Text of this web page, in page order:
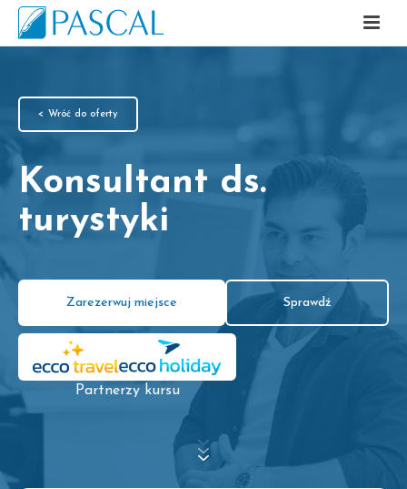
< Wróć do oferty
Konsultant ds.
turystyki
Zarezerwuj miejsce Sprawdź
Partnerzy kursu